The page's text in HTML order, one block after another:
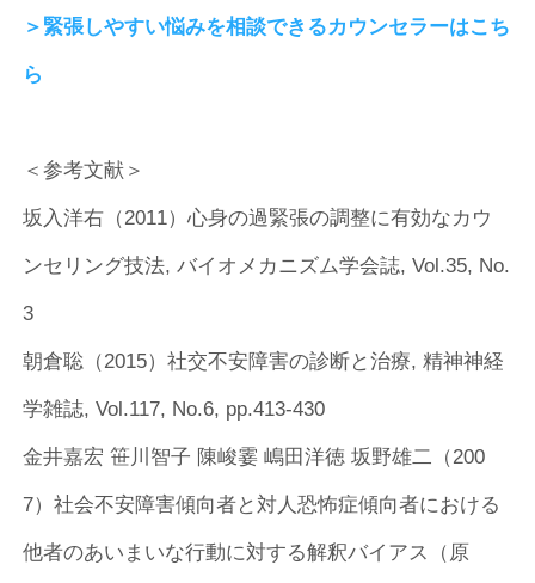
＞緊張しやすい悩みを相談できるカウンセラーはこち
ら
＜参考文献＞
坂入洋右（2011）心身の過緊張の調整に有効なカウ
ンセリング技法, バイオメカニズム学会誌, Vol.35, No.
3
朝倉聡（2015）社交不安障害の診断と治療, 精神神経
学雑誌, Vol.117, No.6, pp.413-430
金井嘉宏 笹川智子 陳峻霎 嶋田洋徳 坂野雄二（200
7）社会不安障害傾向者と対人恐怖症傾向者における
他者のあいまいな行動に対する解釈バイアス（原